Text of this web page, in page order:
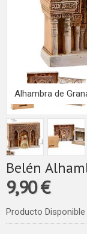
Alhambra de
Belén
9,90 €
Producto Disponible